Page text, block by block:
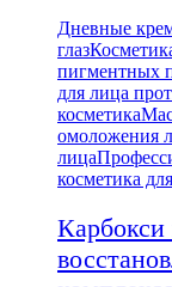
Дневные
глаз
пигментных
для лица
косметика
омоложения
лица
косметика
Карбокси